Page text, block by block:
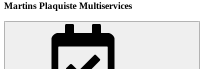
Martins Plaquiste Multiservices